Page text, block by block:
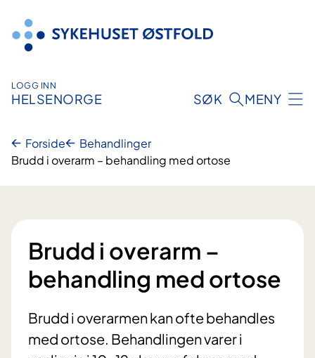
innhold
LOGG INN
HELSENORGE SØK MENY
Forside
Behandlinger
Brudd i overarm – behandling med ortose
Brudd i overarm –
behandling med ortose
Brudd i overarmen kan ofte behandles
med ortose. Behandlingen varer i